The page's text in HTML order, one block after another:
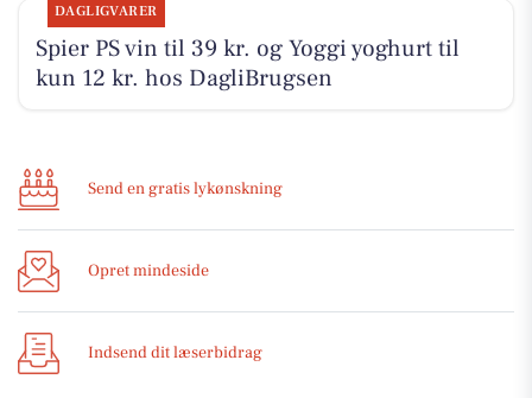
DAGLIGVARER
Spier PS vin til 39 kr. og Yoggi yoghurt til
kun 12 kr. hos DagliBrugsen
Send en gratis lykønskning
Opret mindeside
Indsend dit læserbidrag